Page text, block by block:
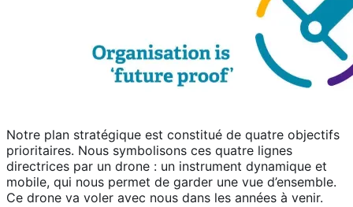
Notre plan stratégique est constitué de quatre objectifs
prioritaires. Nous symbolisons ces quatre lignes
directrices par un drone : un instrument dynamique et
mobile, qui nous permet de garder une vue d’ensemble.
Ce drone va voler avec nous dans les années à venir.